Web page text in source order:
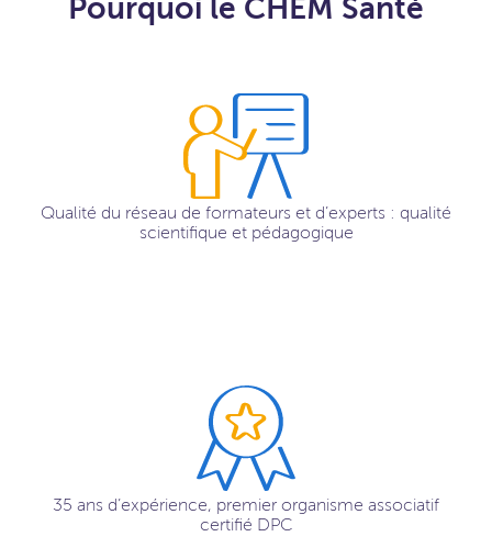
Pourquoi le CHEM Santé
Qualité du réseau de formateurs et d’experts : qualité
scientifique et pédagogique
35 ans d’expérience, premier organisme associatif
certifié DPC